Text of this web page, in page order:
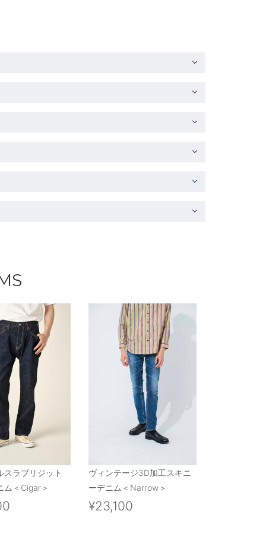
スラブリジット
ム＜Cigar＞
ヴィンテージ3D加工スキニ
ーデニム＜Narrow＞
¥23,100